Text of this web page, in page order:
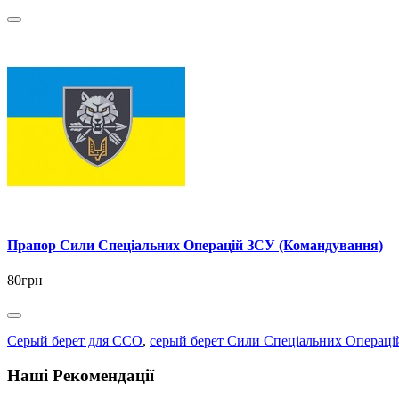
Прапор Сили Спеціальних Операцій ЗСУ (Командування)
80грн
Серый берет для ССО, серый берет Сили Спеціальних
Наші Рекомендації